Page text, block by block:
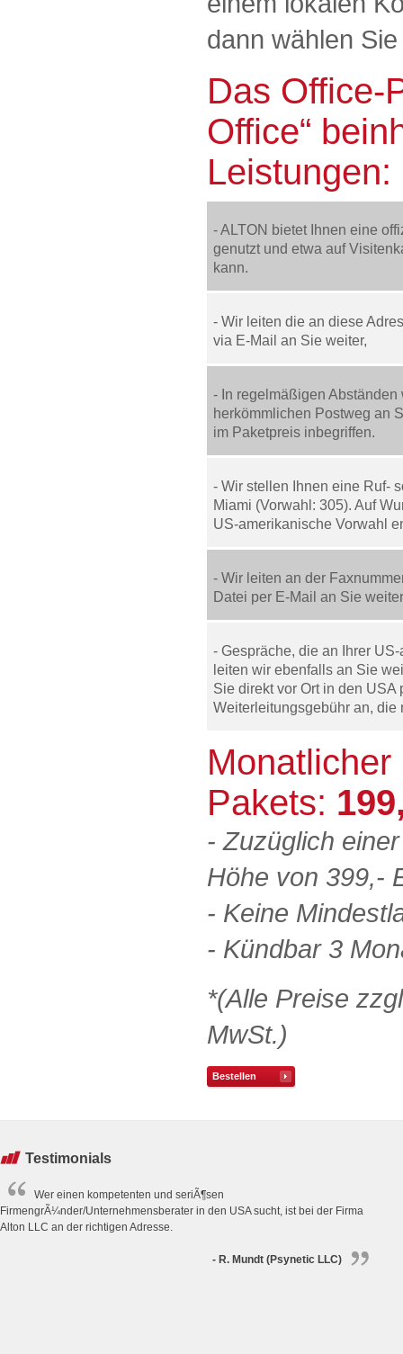
dann wählen
Das Office-
Office“
Leistungen:
- ALTON bietet Ihnen eine
genutzt und etwa auf
kann.
- Wir leiten die an diese
via E-Mail an Sie weiter,
- In regelmäßigen
herkömmlichen Postweg an
im Paketpreis inbegriffen.
- Wir stellen Ihnen eine Ruf-
Miami (Vorwahl: 305). Auf
US-amerikanische Vorwahl
- Wir leiten an der
Datei per E-Mail an Sie
- Gespräche, die an Ihrer
leiten wir ebenfalls an Sie
Sie direkt vor Ort in den
Weiterleitungsgebühr an,
Pakets:
- Zuzüglich
Höhe von 399,-
- Keine
- Kündbar 3
*(Alle Preise
MwSt.)
Bestellen
Testimonials
Wer einen kompetenten und seriÃ¶sen
FirmengrÃ¼nder/Unternehmensberater in den USA sucht, ist bei der Firma
Alton LLC an der richtigen Adresse.
- R. Mundt (Psynetic LLC)